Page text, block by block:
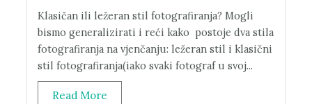
Klasičan ili ležeran stil fotografiranja? Mogli
bismo generalizirati i reći kako postoje dva stila
fotografiranja na vjenčanju: ležeran stil i klasični
stil fotografiranja(iako svaki fotograf u svoj...
Read More